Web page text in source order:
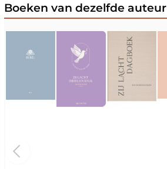
Boeken van dezelfde auteur